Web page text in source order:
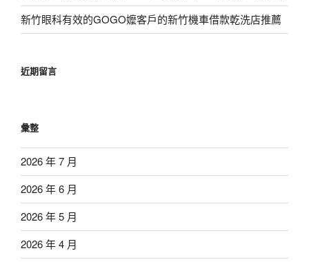
新竹眼科有效的GOGO嬤客戶的新竹機車借款乾洗店推薦
近期留言
彙整
2026 年 7 月
2026 年 6 月
2026 年 5 月
2026 年 4 月